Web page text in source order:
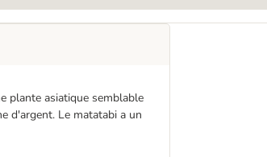
plante asiatique semblable
d'argent. Le matatabi a un